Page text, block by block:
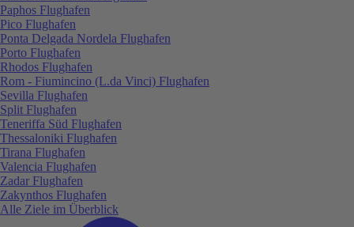
Paphos Flughafen
Pico Flughafen
Ponta Delgada Nordela Flughafen
Porto Flughafen
Rhodos Flughafen
Rom - Fiumincino (L.da Vinci) Flughafen
Sevilla Flughafen
Split Flughafen
Teneriffa Süd Flughafen
Thessaloniki Flughafen
Tirana Flughafen
Valencia Flughafen
Zadar Flughafen
Zakynthos Flughafen
Alle Ziele im Überblick